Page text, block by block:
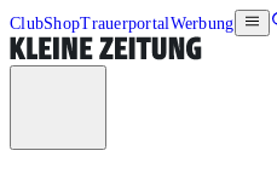
ClubShopTrauerportalWerbung